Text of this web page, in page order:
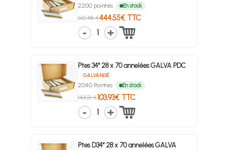
2200 pointes En stock
612.48 €444.55€ TTC
1
Ptes 34° 28 x 70 annelées GALVA PDC
GALVANISÉ
2040 Pointes En stock
143.21 €103.93€ TTC
1
Ptes D34° 28 x 70 annelées GALVA